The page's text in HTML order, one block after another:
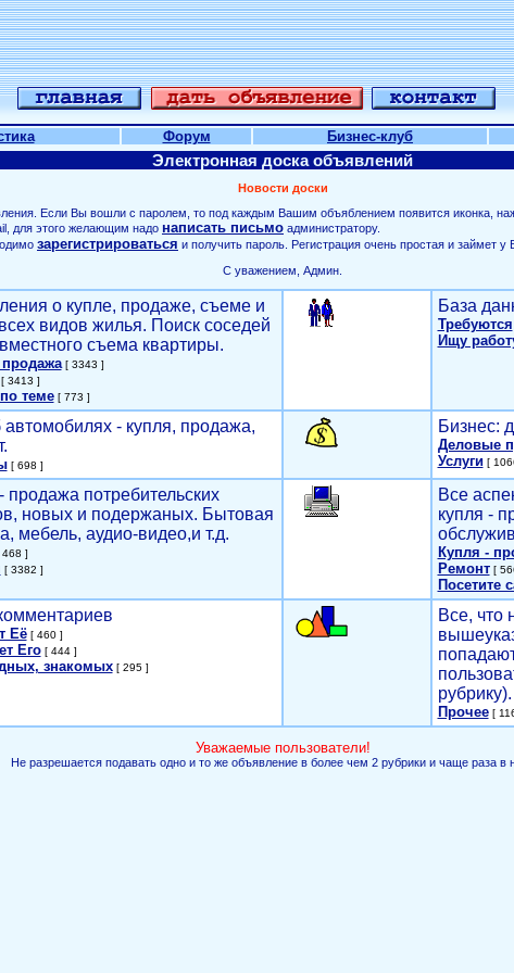
Форум Бизнес-клуб
Электронная доска объявлений
Новости доски
Если Вы вошли с паролем, то под каждым Вашим объяблением появится иконка,
для этого желающим надо написать письмо администратору.
зарегистрироваться и получить пароль. Регистрация очень простая и займет
С уважением, Админ.
о купле, продаже, съеме и
видов жилья. Поиск соседей
съема квартиры.
[ 3343 ]
3413 ]
теме[ 773 ]
База
Требуются
Ищу
автомобилях - купля, продажа,
[ 698 ]
Бизнес:
Деловые
Услуги[
продажа потребительских
новых и подержаных. Бытовая
мебель, аудио-видео,и т.д.
]
[ 3382 ]
Все
купля -
Купля -
Ремонт[
Посетите
Её[ 460 ]
Его[ 444 ]
знакомых[ 295 ]
Все, что
рубрику).
Прочее[
Уважаемые пользователи!
Не разрешается подавать одно и то же объявление в более чем 2 рубрики и чаще раза в